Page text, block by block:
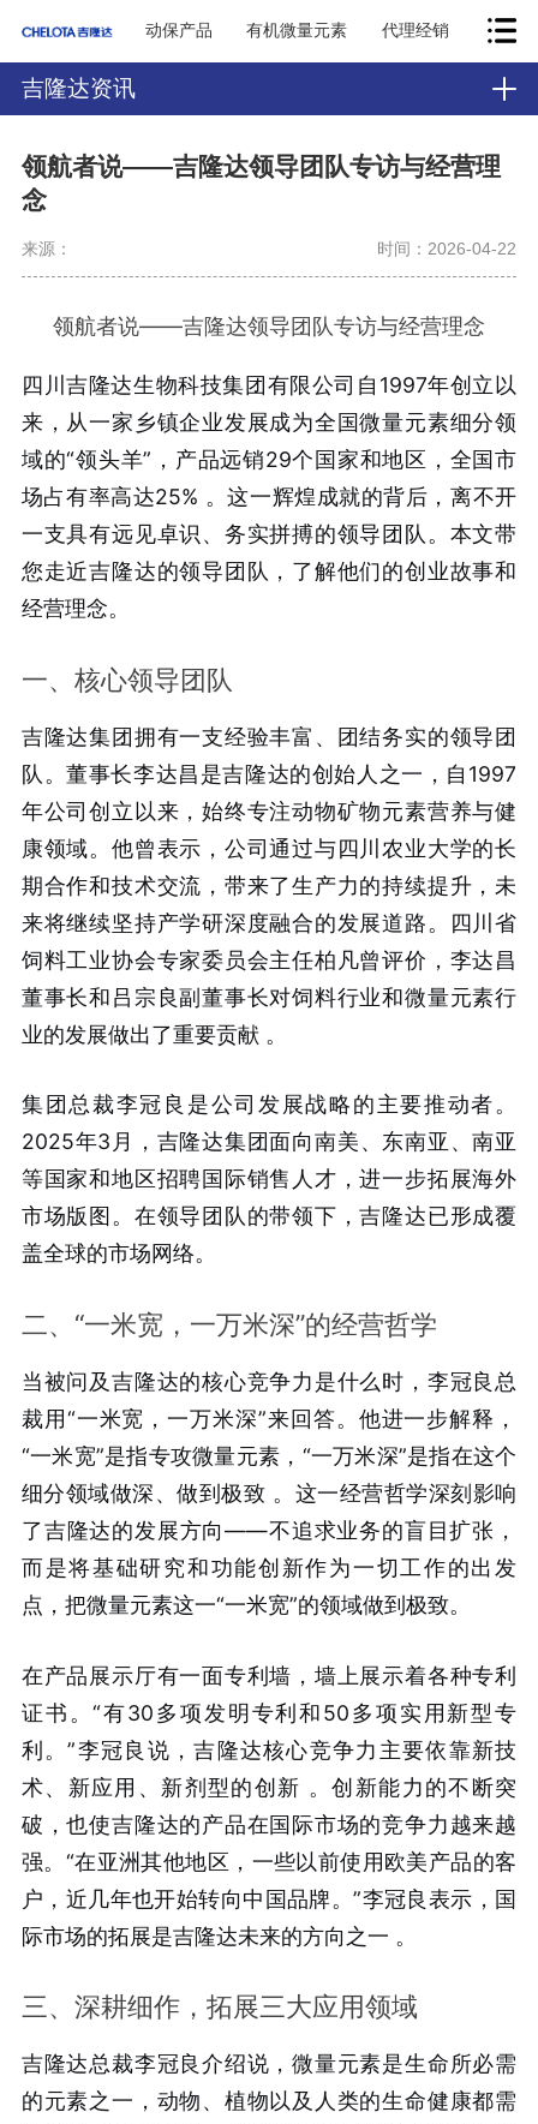
动保产品 有机微量元素 代理经销
吉隆达资讯
领航者说——吉隆达领导团队专访与经营理
念
来源： 时间：2026-04-22
领航者说——吉隆达领导团队专访与经营理念
四川吉隆达生物科技集团有限公司自1997年创立以
来，从一家乡镇企业发展成为全国微量元素细分领
域的“领头羊”，产品远销29个国家和地区，全国市
场占有率高达25% 。这一辉煌成就的背后，离不开
一支具有远见卓识、务实拼搏的领导团队。本文带
您走近吉隆达的领导团队，了解他们的创业故事和
经营理念。
一、核心领导团队
吉隆达集团拥有一支经验丰富、团结务实的领导团
队。董事长李达昌是吉隆达的创始人之一，自1997
年公司创立以来，始终专注动物矿物元素营养与健
康领域。他曾表示，公司通过与四川农业大学的长
期合作和技术交流，带来了生产力的持续提升，未
来将继续坚持产学研深度融合的发展道路。四川省
饲料工业协会专家委员会主任柏凡曾评价，李达昌
董事长和吕宗良副董事长对饲料行业和微量元素行
业的发展做出了重要贡献 。
集团总裁李冠良是公司发展战略的主要推动者。
2025年3月，吉隆达集团面向南美、东南亚、南亚
等国家和地区招聘国际销售人才，进一步拓展海外
市场版图。在领导团队的带领下，吉隆达已形成覆
盖全球的市场网络。
二、“一米宽，一万米深”的经营哲学
当被问及吉隆达的核心竞争力是什么时，李冠良总
裁用“一米宽，一万米深”来回答。他进一步解释，
“一米宽”是指专攻微量元素，“一万米深”是指在这个
细分领域做深、做到极致 。这一经营哲学深刻影响
了吉隆达的发展方向——不追求业务的盲目扩张，
而是将基础研究和功能创新作为一切工作的出发
点，把微量元素这一“一米宽”的领域做到极致。
在产品展示厅有一面专利墙，墙上展示着各种专利
证书。“有30多项发明专利和50多项实用新型专
利。”李冠良说，吉隆达核心竞争力主要依靠新技
术、新应用、新剂型的创新 。创新能力的不断突
破，也使吉隆达的产品在国际市场的竞争力越来越
强。“在亚洲其他地区，一些以前使用欧美产品的客
户，近几年也开始转向中国品牌。”李冠良表示，国
际市场的拓展是吉隆达未来的方向之一 。
三、深耕细作，拓展三大应用领域
吉隆达总裁李冠良介绍说，微量元素是生命所必需
的元素之一，动物、植物以及人类的生命健康都需